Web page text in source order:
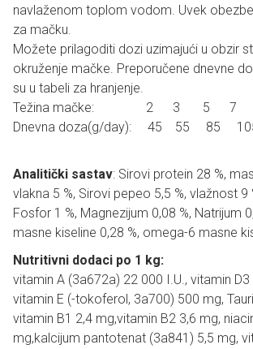
navlaženom toplom vodom. Uvek
za mačku.
Možete prilagoditi dozi uzimajući u obzir
okruženje mačke. Preporučene dnevne
su u tabeli za hranjenje.
Težina mačke: 2 3 5 7
Dnevna doza(g/day): 45 55 85
Analitički sastav: Sirovi protein 28 %,
vlakna 5 %, Sirovi pepeo 5,5 %, vlažnost 9
Fosfor 1 %, Magnezijum 0,08 %, Natrijum
masne kiseline 0,28 %, omega-6 masne
Nutritivni dodaci po 1 kg:
vitamin A (3a672a) 22 000 I.U., vitamin D3
vitamin E (-tokoferol, 3a700) 500 mg,
vitamin B1 2,4 mg,vitamin B2 3,6 mg,
mg,kalcijum pantotenat (3a841) 5,5 mg,